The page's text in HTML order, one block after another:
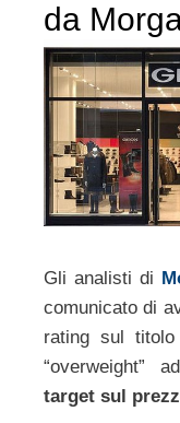
da
Gli analisti di
comunicato di
rating sul
“overweight”
target sul